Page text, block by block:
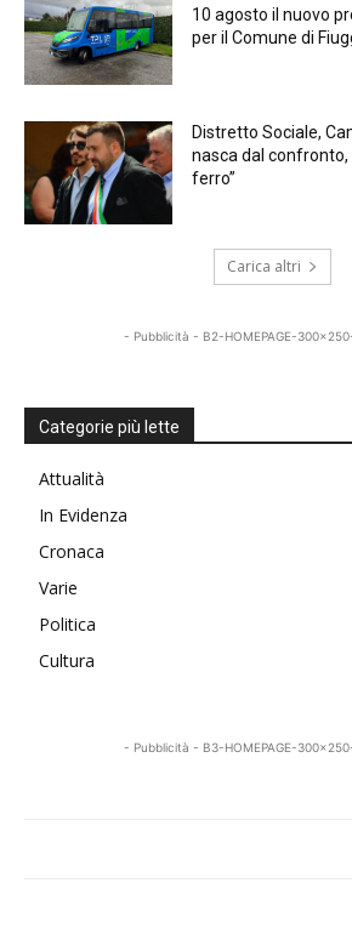
10 agosto il nuovo
per il Comune di
Distretto Sociale,
nasca dal confronto,
ferro”
Carica altri
- Pubblicità - B2-HOMEPAGE-
Categorie più lette
Attualità
In Evidenza
Cronaca
Varie
Politica
Cultura
- Pubblicità - B3-HOMEPAGE-